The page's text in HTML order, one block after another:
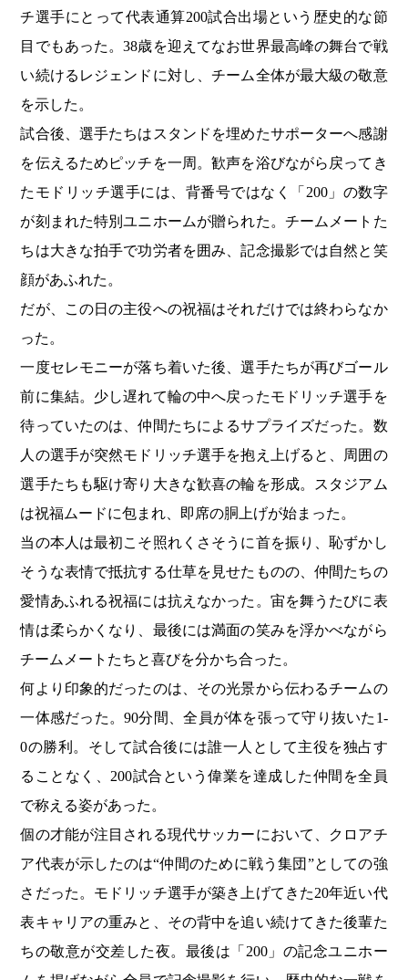
チ選手にとって代表通算200試合出場という歴史的な節
目でもあった。38歳を迎えてなお世界最高峰の舞台で戦
い続けるレジェンドに対し、チーム全体が最大級の敬意
を示した。
試合後、選手たちはスタンドを埋めたサポーターへ感謝
を伝えるためピッチを一周。歓声を浴びながら戻ってき
たモドリッチ選手には、背番号ではなく「200」の数字
が刻まれた特別ユニホームが贈られた。チームメートた
ちは大きな拍手で功労者を囲み、記念撮影では自然と笑
顔があふれた。
だが、この日の主役への祝福はそれだけでは終わらなか
った。
一度セレモニーが落ち着いた後、選手たちが再びゴール
前に集結。少し遅れて輪の中へ戻ったモドリッチ選手を
待っていたのは、仲間たちによるサプライズだった。数
人の選手が突然モドリッチ選手を抱え上げると、周囲の
選手たちも駆け寄り大きな歓喜の輪を形成。スタジアム
は祝福ムードに包まれ、即席の胴上げが始まった。
当の本人は最初こそ照れくさそうに首を振り、恥ずかし
そうな表情で抵抗する仕草を見せたものの、仲間たちの
愛情あふれる祝福には抗えなかった。宙を舞うたびに表
情は柔らかくなり、最後には満面の笑みを浮かべながら
チームメートたちと喜びを分かち合った。
何より印象的だったのは、その光景から伝わるチームの
一体感だった。90分間、全員が体を張って守り抜いた1-
0の勝利。そして試合後には誰一人として主役を独占す
ることなく、200試合という偉業を達成した仲間を全員
で称える姿があった。
個の才能が注目される現代サッカーにおいて、クロアチ
ア代表が示したのは“仲間のために戦う集団”としての強
さだった。モドリッチ選手が築き上げてきた20年近い代
表キャリアの重みと、その背中を追い続けてきた後輩た
ちの敬意が交差した夜。最後は「200」の記念ユニホー